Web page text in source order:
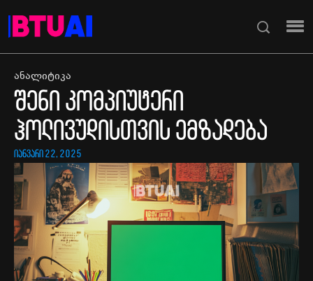
ანალიტიკა
შენი კომპიუტერი
ჰოლივუდისთვის ემზადება
იანვარი 22, 2025